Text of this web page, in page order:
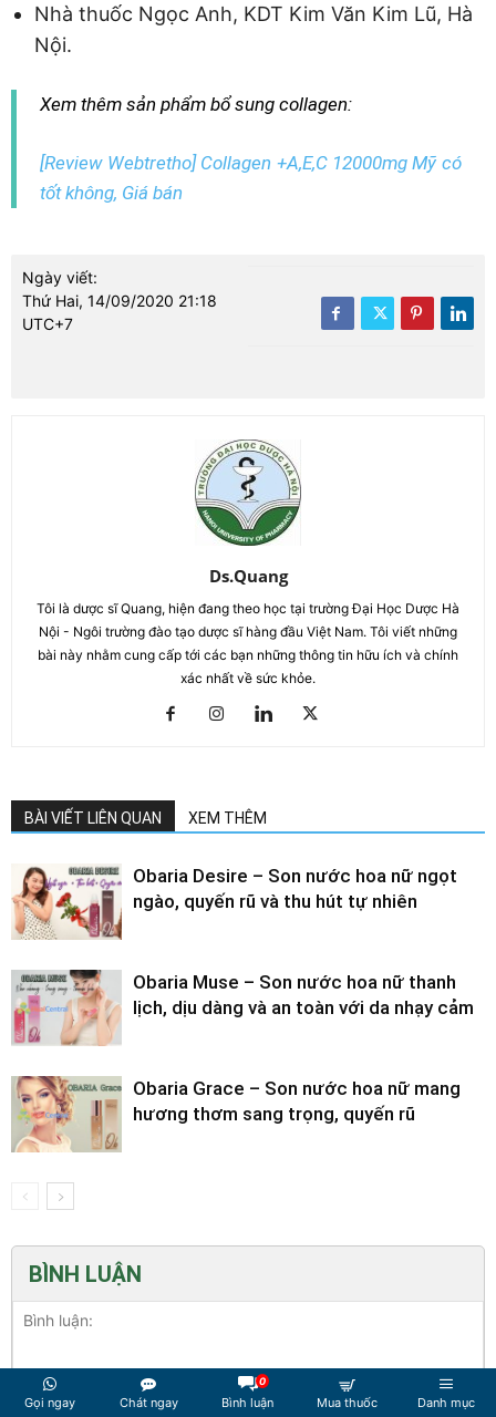
Nhà thuốc Ngọc Anh, KDT Kim Văn Kim Lũ, Hà
Nội.
Xem thêm sản phẩm bổ sung collagen:
[Review Webtretho] Collagen +A,E,C 12000mg Mỹ có
tốt không, Giá bán
Ngày viết:
Thứ Hai, 14/09/2020 21:18
UTC+7
Ds.Quang
Tôi là dược sĩ Quang, hiện đang theo học tại trường Đại Học Dược Hà
Nội - Ngôi trường đào tạo dược sĩ hàng đầu Việt Nam. Tôi viết những
bài này nhằm cung cấp tới các bạn những thông tin hữu ích và chính
xác nhất về sức khỏe.
BÀI VIẾT LIÊN QUAN XEM THÊM
Obaria Desire – Son nước hoa nữ ngọt
ngào, quyến rũ và thu hút tự nhiên
Obaria Muse – Son nước hoa nữ thanh
lịch, dịu dàng và an toàn với da nhạy cảm
Obaria Grace – Son nước hoa nữ mang
hương thơm sang trọng, quyến rũ
BÌNH LUẬN
Gọi ngay Chát ngay
0
Bình luận Mua thuốc Danh mục